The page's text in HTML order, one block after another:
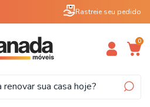
Rastreie seu pedido
0